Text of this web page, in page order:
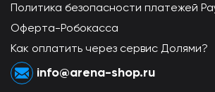
Политика безопасности платежей
Оферта-Робокасса
Как оплатить через сервис Долями?
info@arena-shop.ru